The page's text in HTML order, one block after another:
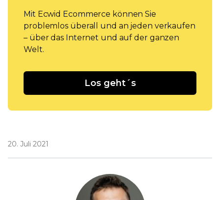
Mit Ecwid Ecommerce können Sie
problemlos überall und an jeden verkaufen
– über das Internet und auf der ganzen
Welt.
Los geht´s
20. Juli 2021